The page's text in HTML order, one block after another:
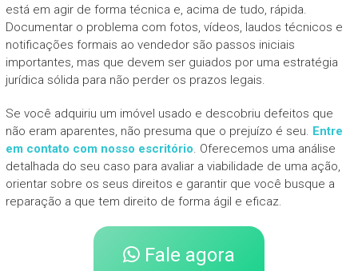
está em agir de forma técnica e, acima de tudo, rápida.
Documentar o problema com fotos, vídeos, laudos técnicos e
notificações formais ao vendedor são passos iniciais
importantes, mas que devem ser guiados por uma estratégia
jurídica sólida para não perder os prazos legais.
Se você adquiriu um imóvel usado e descobriu defeitos que
não eram aparentes, não presuma que o prejuízo é seu. Entre
em contato com nosso escritório. Oferecemos uma análise
detalhada do seu caso para avaliar a viabilidade de uma ação,
orientar sobre os seus direitos e garantir que você busque a
reparação a que tem direito de forma ágil e eficaz.
Fale agora